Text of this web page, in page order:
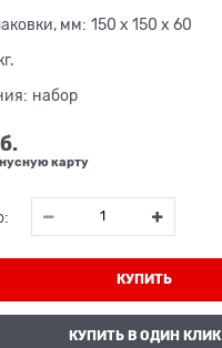
мм: 150 x 150 x 60
набор
карту
КУПИТЬ
КУПИТЬ В ОДИН КЛИК